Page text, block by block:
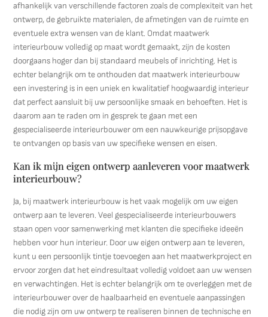
afhankelijk van verschillende factoren zoals de complexiteit van het
ontwerp, de gebruikte materialen, de afmetingen van de ruimte en
eventuele extra wensen van de klant. Omdat maatwerk
interieurbouw volledig op maat wordt gemaakt, zijn de kosten
doorgaans hoger dan bij standaard meubels of inrichting. Het is
echter belangrijk om te onthouden dat maatwerk interieurbouw
een investering is in een uniek en kwalitatief hoogwaardig interieur
dat perfect aansluit bij uw persoonlijke smaak en behoeften. Het is
daarom aan te raden om in gesprek te gaan met een
gespecialiseerde interieurbouwer om een nauwkeurige prijsopgave
te ontvangen op basis van uw specifieke wensen en eisen.
Kan ik mijn eigen ontwerp aanleveren voor maatwerk
interieurbouw?
Ja, bij maatwerk interieurbouw is het vaak mogelijk om uw eigen
ontwerp aan te leveren. Veel gespecialiseerde interieurbouwers
staan open voor samenwerking met klanten die specifieke ideeën
hebben voor hun interieur. Door uw eigen ontwerp aan te leveren,
kunt u een persoonlijk tintje toevoegen aan het maatwerkproject en
ervoor zorgen dat het eindresultaat volledig voldoet aan uw wensen
en verwachtingen. Het is echter belangrijk om te overleggen met de
interieurbouwer over de haalbaarheid en eventuele aanpassingen
die nodig zijn om uw ontwerp te realiseren binnen de technische en